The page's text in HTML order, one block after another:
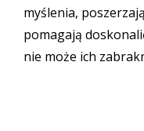
myślenia,
pomagają
nie może ich